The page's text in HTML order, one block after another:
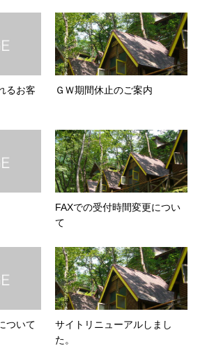
るお客
ＧＷ期間休止のご案内
FAXでの受付時間変更につい
て
ついて
サイトリニューアルしまし
た。